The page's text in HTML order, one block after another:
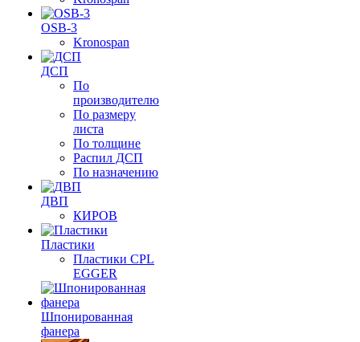
OSB-3
Kronospan
ДСП
По
производителю
По размеру
листа
По толщине
Распил ДСП
По назначению
ДВП
КИРОВ
Пластики
Пластики CPL
EGGER
Шпонированная
фанера